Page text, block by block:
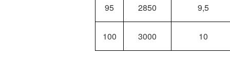
95 2850 9,5
100 3000 10